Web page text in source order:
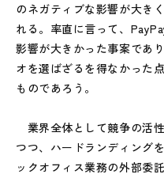
のネガティブな影響が大き
れる。率直に言って、
影響が大きかった事案であ
オを選ばざるを得なかった
ものであろう。
業界全体として競争の活
つつ、ハードランディング
ックオフィス業務の外部委